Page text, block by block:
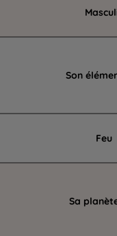
Son
Feu
Sa